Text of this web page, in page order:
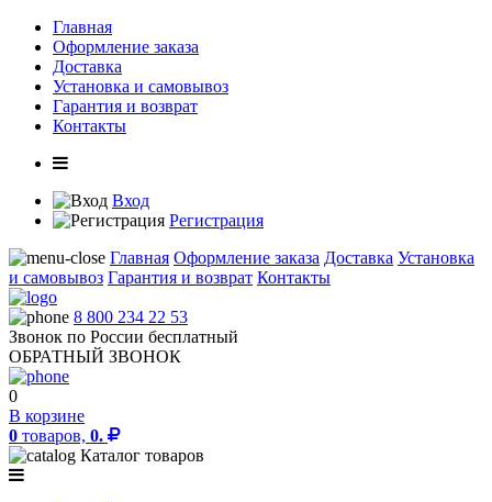
Главная
Оформление заказа
Доставка
Установка и самовывоз
Гарантия и возврат
Контакты
Вход
Регистрация
Главная Оформление заказа Доставка Установка
и самовывоз Гарантия и возврат Контакты
8 800 234 22 53
Звонок по России бесплатный
ОБРАТНЫЙ ЗВОНОК
0
В корзине
0 товаров, 0.
Каталог товаров